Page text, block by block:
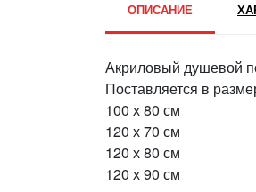
ОПИСАНИЕ
Акриловый душевой
Поставляется в
100 х 80 см
120 х 70 см
120 х 80 см
120 х 90 см